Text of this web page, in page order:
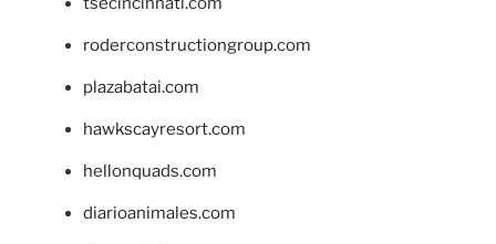
roderconstructiongroup.com
plazabatai.com
hawkscayresort.com
hellonquads.com
diarioanimales.com